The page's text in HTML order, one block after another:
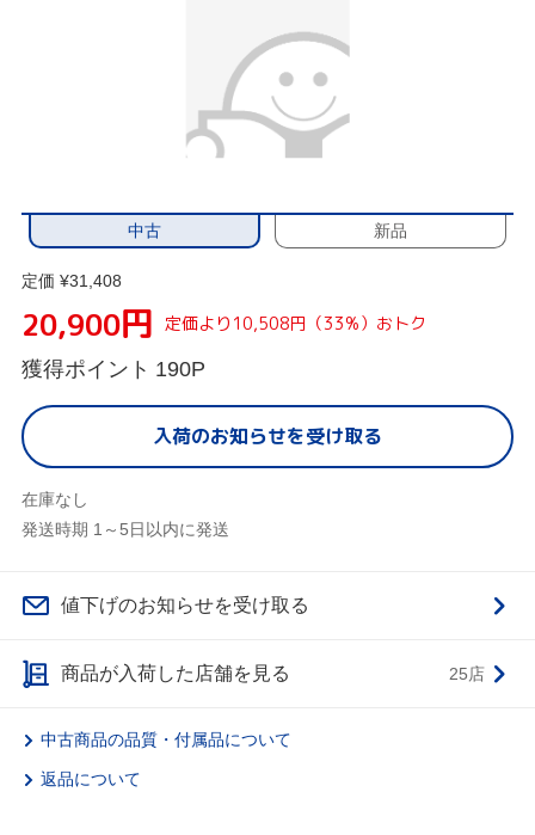
中古 新品
定価 ¥31,408
20,900円 定価より10,508円（33%）おトク
獲得ポイント 190P
入荷のお知らせを受け取る
在庫なし
発送時期 1～5日以内に発送
値下げのお知らせを受け取る
商品が入荷した店舗を見る 25店
中古商品の品質・付属品について
返品について